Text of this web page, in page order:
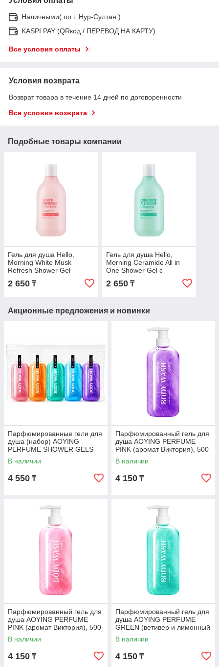
Наличными( по г. Нур-Султан )
KASPI PAY (QRкод / ПЕРЕВОД НА КАРТУ)
Все условия оплаты
Условия возврата
Возврат товара в течение 14 дней по договоренности
Все условия возврата
Подобные товары компании
Гель для душа Hello,
Morning White Musk
Refresh Shower Gel
освежающий с ароматом
белого мускуса 300 мл
2 650 ₸
Гель для душа Hello,
Morning Ceramide All in
One Shower Gel с
керамидами 300 мл
2 650₸
Акционные предложения и новинки
Парфюмированные гели для
душа (набор) AOYING
PERFUME SHOWER GELS
SET, 5*100 мл
В наличии
4 550 ₸
Парфюмированный гель для
душа AOYING PERFUME
PINK (аромат Виктория), 500
мл
В наличии
4 150 ₸
Парфюмированный гель для
душа AOYING PERFUME
PINK (аромат Виктория), 500
мл
В наличии
4 150 ₸
Парфюмированный гель для
душа AOYING PERFUME
GREEN (ветивер и лимонный
бергамот), 500 мл
В наличии
4 150 ₸